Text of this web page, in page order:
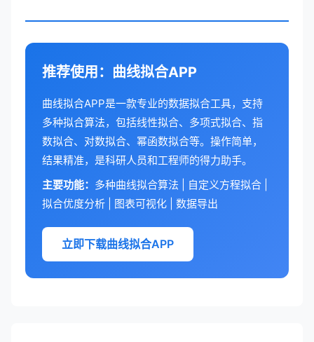
推荐使用：曲线拟合APP
曲线拟合APP是一款专业的数据拟合工具，支持
多种拟合算法，包括线性拟合、多项式拟合、指
数拟合、对数拟合、幂函数拟合等。操作简单，
结果精准，是科研人员和工程师的得力助手。
主要功能： 多种曲线拟合算法 | 自定义方程拟合 |
拟合优度分析 | 图表可视化 | 数据导出
立即下载曲线拟合APP